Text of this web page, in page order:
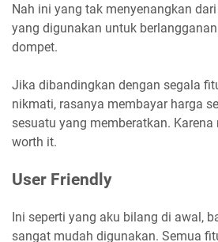
Nah ini yang tak menyenangkan
yang digunakan untuk
dompet.
Jika dibandingkan dengan segala
nikmati, rasanya membayar harga
sesuatu yang memberatkan.
worth it.
User Friendly
Ini seperti yang aku bilang di awal,
sangat mudah digunakan. Semua